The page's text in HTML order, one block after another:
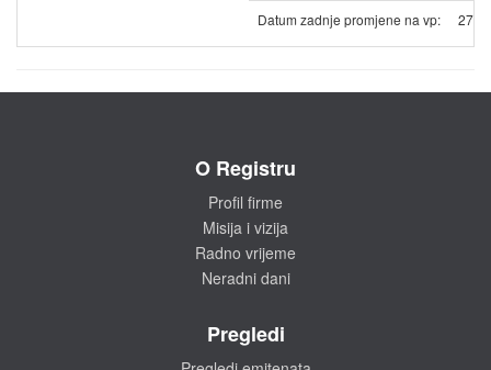
Datum zadnje promjene na vp:
O Registru
Profil firme
Misija i vizija
Radno vrijeme
Neradni dani
Pregledi